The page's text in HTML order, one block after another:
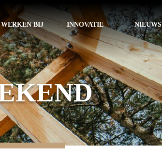
WERKEN BIJ INNOVATIE NIEUWS